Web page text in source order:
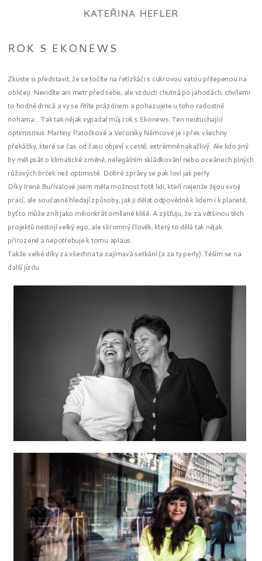
KATEŘINA HEFLER
ROK S EKONEWS
Zkuste si představit, že se točíte na řetízkáči s cukrovou vatou přilepenou na
obličeji. Nevidíte ani metr před sebe, ale vzduch chutná po jahodách, chvílemi
to hodně drncá a vy se řítíte prázdnem a pohazujete u toho radostně
nohama… Tak tak nějak vypadal můj rok s Ekonews. Ten neutuchající
optimismus Martiny Patočkové a Veroniky Němcové je i přes všechny
překážky, které se čas od času objeví v cestě, extrémně nakažlivý. Ale kdo jiný
by měl psát o klimatické změně, nelegálním skládkování nebo oceánech plných
růžových brček než optimisté. Dobré zprávy se pak loví jak perly.
Díky Ireně Buřívalové jsem měla možnost fotit lidi, kteří nejenže žijou svojí
prací, ale současně hledají způsoby, jak ji dělat odpovědně k lidem i k planetě,
byť to může znít jako milionkrát omílané klišé. A zjišťuju, že za většinou těch
projektů nestojí velký ego, ale skromný člověk, který to dělá tak nějak
přirozeně a nepotřebuje k tomu aplaus.
Takže velké díky za všechna ta zajímavá setkání (a za ty perly). Těším se na
další jízdu.